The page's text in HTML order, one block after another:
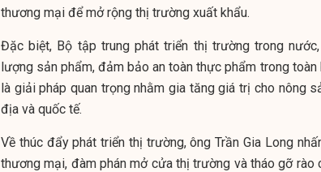
thương mại để mở rộng thị trường xuất khẩu.
Đặc biệt, Bộ tập trung phát triển thị trường trong
lượng sản phẩm, đảm bảo an toàn thực phẩm trong
là giải pháp quan trọng nhằm gia tăng giá trị cho nông
địa và quốc tế.
Về thúc đẩy phát triển thị trường, ông Trần Gia Long
thương mại, đàm phán mở cửa thị trường và tháo gỡ rào